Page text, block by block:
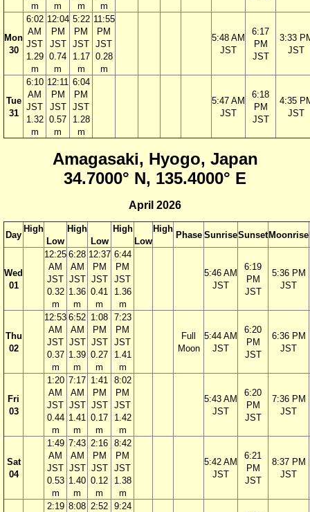
m
m
m
m
Mon
30
6:02
AM
JST
1.29
m
12:04
PM
JST
0.74
m
5:22
PM
JST
1.17
m
11:55
PM
JST
0.28
m
5:48 AM
JST
6:17
PM
JST
3:33
JST
Tue
31
6:10
AM
JST
1.32
m
12:11
PM
JST
0.57
m
6:04
PM
JST
1.28
m
5:47 AM
JST
6:18
PM
JST
4:35
JST
Amagasaki, Hyogo, Japan
34.7000° N, 135.4000° E
April 2026
Day
High
Low
High
Low
High
Low
High
Phase SunriseSunsetMoonrise
Wed
01
12:25
AM
JST
0.32
m
6:28
AM
JST
1.36
m
12:37
PM
JST
0.41
m
6:44
PM
JST
1.36
m
5:46 AM
JST
6:19
PM
JST
5:36 PM
JST
Thu
02
12:53
AM
JST
0.37
m
6:52
AM
JST
1.39
m
1:08
PM
JST
0.27
m
7:23
PM
JST
1.41
m
Full
Moon
5:44 AM
JST
6:20
PM
JST
6:36 PM
JST
Fri
03
1:20
AM
JST
0.44
m
7:17
AM
JST
1.41
m
1:41
PM
JST
0.17
m
8:02
PM
JST
1.42
m
5:43 AM
JST
6:20
PM
JST
7:36 PM
JST
Sat
04
1:49
AM
JST
0.53
m
7:43
AM
JST
1.40
m
2:16
PM
JST
0.12
m
8:42
PM
JST
1.38
m
5:42 AM
JST
6:21
PM
JST
8:37 PM
JST
2:19 8:08 2:52 9:24